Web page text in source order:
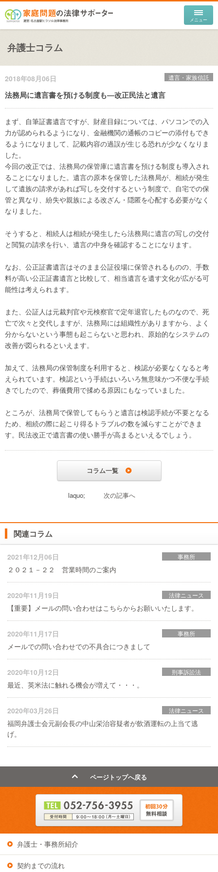
弁護士コラム
2018年08月06日 遺言・家族信託
法務局に遺言書を預ける制度も―改正民法と遺言
まず、自筆証書遺言ですが、財産目録については、パソコンでの入
力が認められるようになり、金融機関の通帳のコピーの添付もでき
るようになりまして、記載内容の過誤が生じる恐れが少なくなりま
した。
今回の改正では、法務局の保管庫に遺言書を預ける制度も導入され
ることになりました。遺言の原本を保管した法務局が、相続が発生
して遺族の請求があれば写しを交付するという制度で、自宅での保
管と異なり、紛失や親族による改ざん・隠匿を心配する必要がなく
なりました。
そうすると、相続人は相続が発生したら法務局に遺言の写しの交付
と閲覧の請求を行い、遺言の中身を確認することになります。
なお、公正証書遺言はそのまま公証役場に保管されるものの、手数
料が高い公正証書遺言と比較して、相当遺言を遺す文化が広がる可
能性は考えられます。
また、公証人は元裁判官や元検察官で定年退官したものなので、死
亡で次々と交代しますが、法務局には組織性がありますから、よく
分からないという事態も起こらないと思われ、原始的なシステムの
改善が図られるといえます。
加えて、法務局の保管制度を利用すると、検認が必要なくなると考
えられています。検認という手続はいろいろ無意味かつ不便な手続
きでしたので、葬儀費用で揉める原因にもなっていました。
ところが、法務局で保管してもらうと遺言は検認手続が不要となる
ため、相続の際に起こり得るトラブルの数を減らすことができま
す。民法改正で遺言書の使い勝手が高まるといえるでしょう。
コラム一覧
laquo; 次の記事へ
関連コラム
2021年12月06日 事務所
２０２１－２２ 営業時間のご案内
2020年11月19日 法律ニュース
【重要】メールの問い合わせはこちらからお願いいたします。
2020年11月17日 事務所
メールでの問い合わせでの不具合につきまして
2020年10月12日 刑事訴訟法
最近、英米法に触れる機会が増えて・・・。
2020年03月26日 法律ニュース
福岡弁護士会元副会長の中山栄治容疑者が飲酒運転の上当て逃
げ。
ページトップへ戻る
弁護士・事務所紹介
契約までの流れ